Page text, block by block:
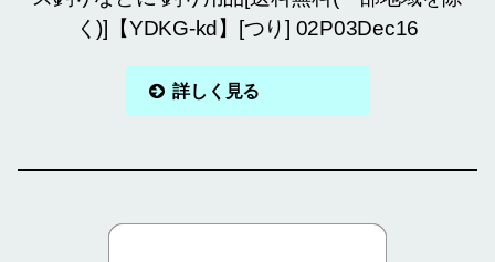
く)]【YDKG-kd】[つり] 02P03Dec16
詳しく見る